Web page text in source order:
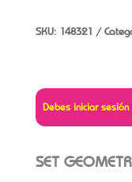
SKU: 148321
Debes iniciar
SET